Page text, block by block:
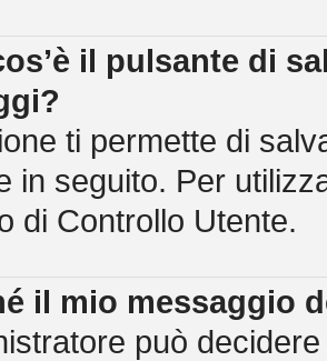
il pulsante di
ti permette di
in seguito. Per
di Controllo Utente.
il mio messaggio
può